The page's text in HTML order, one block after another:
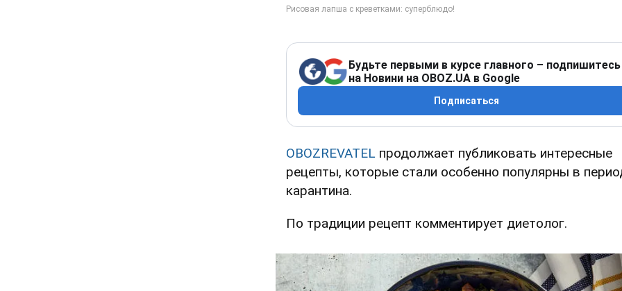
Будьте первыми в курсе главного – подпишитесь
на Новини на OBOZ.UA в Google
Подписаться
OBOZREVATEL продолжает публиковать интересные
рецепты, которые стали особенно популярны в
карантина.
По традиции рецепт комментирует диетолог.